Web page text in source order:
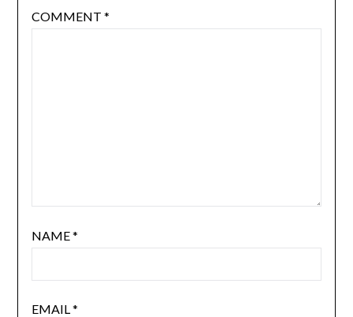
COMMENT *
NAME*
EMAIL*